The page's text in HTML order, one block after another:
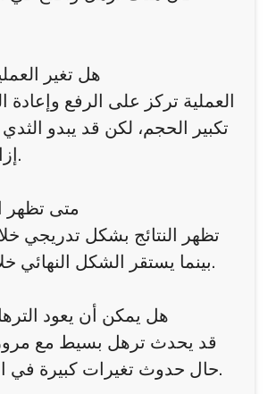
هل تغير
العملية تركز على الرفع
تكبير الحجم، لكن قد يبدو
إزالة الجلد الزائد.
متى تظهر
تظهر النتائج بشكل تدريجي
بينما يستقر الشكل النهائي خلال بضعة أشهر.
هل يمكن أن يعود
قد يحدث ترهل بسيط مع
حال حدوث تغيرات كبيرة في الوزن أو الحمل.